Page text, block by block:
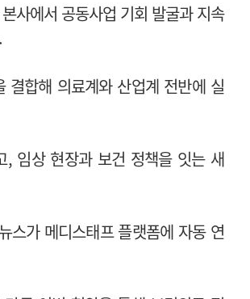
사에서 공동사업 기회 발굴과 지속
결합해 의료계와 산업계 전반에 실
, 임상 현장과 보건 정책을 잇는 새
스가 메디스태프 플랫폼에 자동 연